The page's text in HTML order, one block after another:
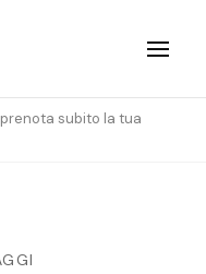
subito la tua